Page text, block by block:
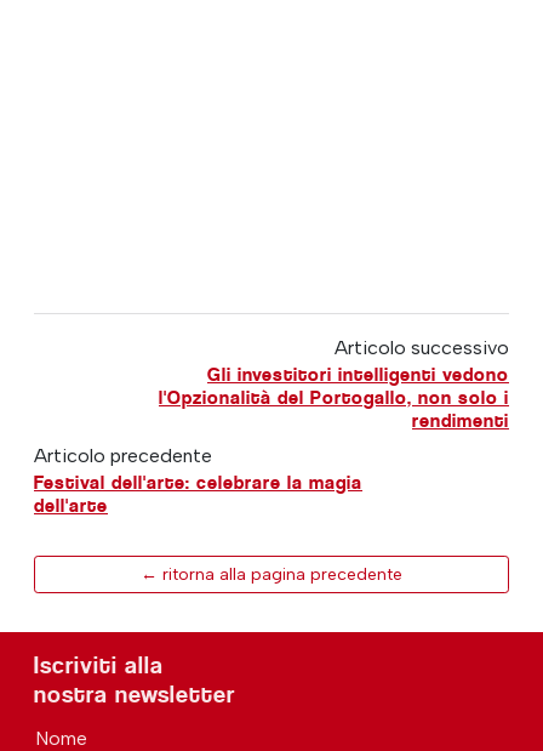
Articolo successivo
Gli investitori intelligenti vedono
l'Opzionalità del Portogallo, non solo i
rendimenti
Articolo precedente
Festival dell'arte: celebrare la magia
dell'arte
← ritorna alla pagina precedente
Iscriviti alla
nostra newsletter
Nome